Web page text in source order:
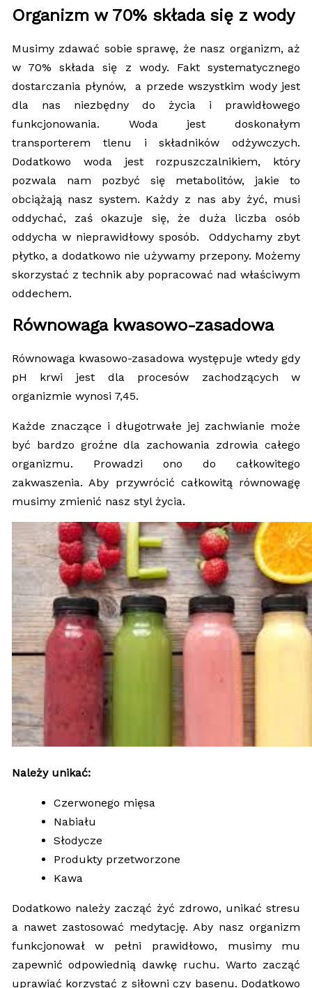
Organizm w 70% składa się z wody
Musimy zdawać sobie sprawę, że nasz organizm, aż
w 70% składa się z wody. Fakt systematycznego
dostarczania płynów, a przede wszystkim wody jest
dla nas niezbędny do życia i prawidłowego
funkcjonowania. Woda jest doskonałym
transporterem tlenu i składników odżywczych.
Dodatkowo woda jest rozpuszczalnikiem, który
pozwala nam pozbyć się metabolitów, jakie to
obciążają nasz system. Każdy z nas aby żyć, musi
oddychać, zaś okazuje się, że duża liczba osób
oddycha w nieprawidłowy sposób. Oddychamy zbyt
płytko, a dodatkowo nie używamy przepony. Możemy
skorzystać z technik aby popracować nad właściwym
oddechem.
Równowaga kwasowo-zasadowa
Równowaga kwasowo-zasadowa występuje wtedy gdy
pH krwi jest dla procesów zachodzących w
organizmie wynosi 7,45.
Każde znaczące i długotrwałe jej zachwianie może
być bardzo groźne dla zachowania zdrowia całego
organizmu. Prowadzi ono do całkowitego
zakwaszenia. Aby przywrócić całkowitą równowagę
musimy zmienić nasz styl życia.
Należy unikać:
Czerwonego mięsa
Nabiału
Słodycze
Produkty przetworzone
Kawa
Dodatkowo należy zacząć żyć zdrowo, unikać stresu
a nawet zastosować medytację. Aby nasz organizm
funkcjonował w pełni prawidłowo, musimy mu
zapewnić odpowiednią dawkę ruchu. Warto zacząć
uprawiać korzystać z siłowni czy basenu. Dodatkowo